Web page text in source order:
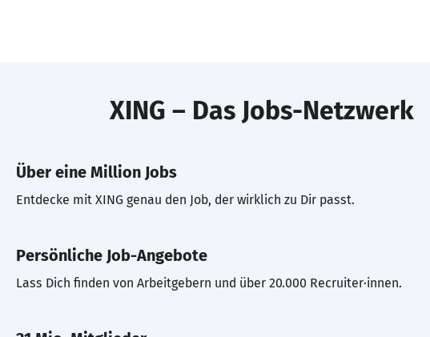
XING – Das Jobs-Netzwerk
Über eine Million Jobs
Entdecke mit XING genau den Job, der wirklich zu Dir passt.
Persönliche Job-Angebote
Lass Dich finden von Arbeitgebern und über 20.000 Recruiter·innen.